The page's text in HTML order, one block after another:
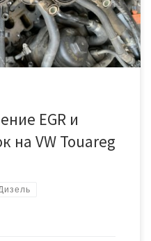
[…]
EGR и
на VW Touareg